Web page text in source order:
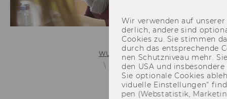
WU (Wirtschaftsuniversität Wien)
Lehrorganisation &
Wir ver­wen­den auf
der­lich, an­de­re sind
Coo­kies zu. Sie stim­men
durch das ent­spre­chen­de
nen Schutz­ni­veau mehr.
den USA und
Sie op­tio­na­le Coo­kies
vi­du­el­le Ein­stel­lun­gen“
pen (Web­sta­tis­tik,